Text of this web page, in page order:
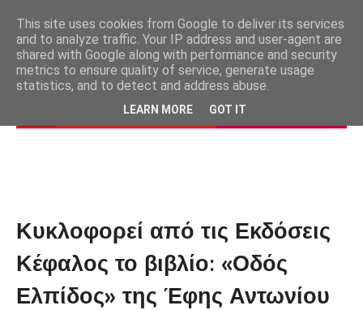
Κυκλοφορεί από τις Εκδόσεις
Κέφαλος το βιβλίο: «Οδός
Ελπίδος» της Έφης Αντωνίου
This site uses cookies from Google to deliver its services
and to analyze traffic. Your IP address and user-agent are
shared with Google along with performance and security
metrics to ensure quality of service, generate usage
statistics, and to detect and address abuse.
LEARN MORE GOT IT